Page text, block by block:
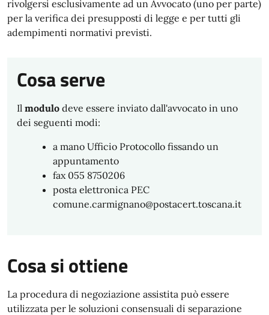
rivolgersi esclusivamente ad un Avvocato (uno per parte)
per la verifica dei presupposti di legge e per tutti gli
adempimenti normativi previsti.
Cosa serve
Il modulo deve essere inviato dall'avvocato in uno
dei seguenti modi:
a mano Ufficio Protocollo fissando un
appuntamento
fax 055 8750206
posta elettronica PEC
comune.carmignano@postacert.toscana.it
Cosa si ottiene
La procedura di negoziazione assistita può essere
utilizzata per le soluzioni consensuali di separazione